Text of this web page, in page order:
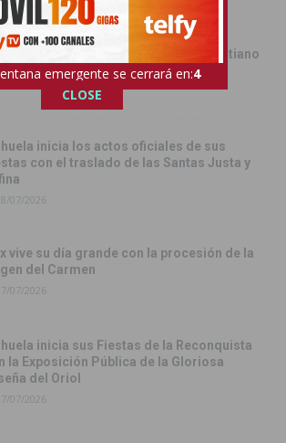
se rinde al esplendor del Bando Cristiano
07/2026
inicia los actos oficiales de sus
con el traslado de las Santas Justa y
07/2026
vive su día grande con la procesión de la
del Carmen
07/2026
inicia sus Fiestas de la Reconquista
la Exposición Pública de la Gloriosa
del Oriol
07/2026
emergente se cerrará en:3
CLOSE